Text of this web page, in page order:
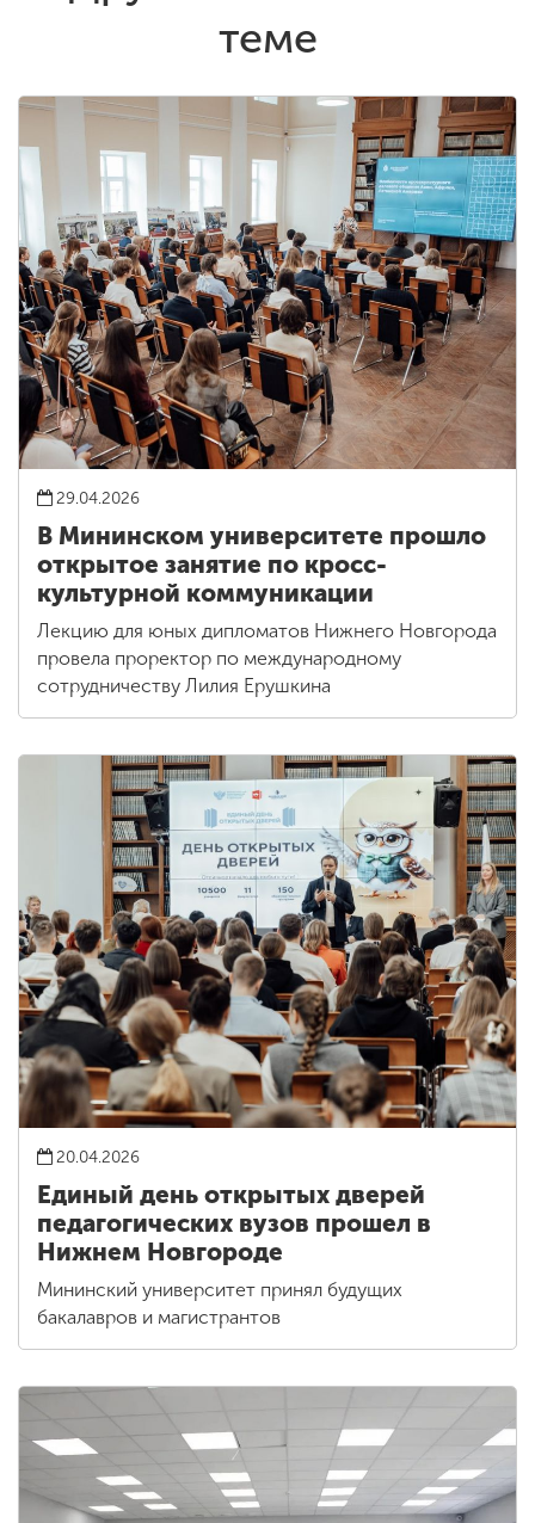
теме
29.04.2026
В Мининском университете прошло
открытое занятие по кросс-
культурной коммуникации
Лекцию для юных дипломатов Нижнего Новгорода
провела проректор по международному
сотрудничеству Лилия Ерушкина
20.04.2026
Единый день открытых дверей
педагогических вузов прошел в
Нижнем Новгороде
Мининский университет принял будущих
бакалавров и магистрантов